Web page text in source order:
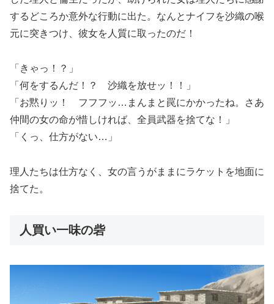
するどころか意外な行動に出た。なんとナイフを沙織の喉
元に突きつけ、彼女を人質に取ったのだ！
「きゃっ！？」
「何をするんだ！？ 沙織を放せッ！！」
「お黙りッ！ フフフッ…まんまと罠にかかったね。さあ
仲間の女の命が惜しければ、全員武器を捨てな！」
「くっ、仕方がない…」
理人たちは仕方なく、女の言うがままにラケットを地面に
捨てた。
人買い一味の砦